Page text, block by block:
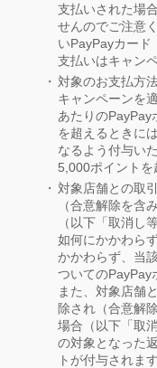
支払いされた場
せんのでご注意
いPayPayカード
支払いはキャン
対象のお支払方
キャンペーンを
あたりのPayPay
を超えるときに
なるよう付与い
5,000ポイントを
対象店舗との取
（合意解除を含
（以下「取消し
如何にかかわら
かかわらず、当
ついてのPayPay
また、対象店舗
除され（合意解
場合（以下「取
の対象となった
トが付与されます